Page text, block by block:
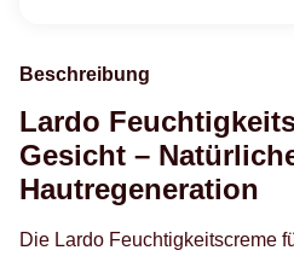
Beschreibung
Lardo
Gesicht –
Hautregeneration
Die Lardo Feuchtigkeitscreme